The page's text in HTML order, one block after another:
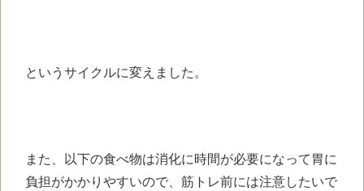
というサイクルに変えました。
また、以下の食べ物は消化に時間が必要になって胃に
負担がかかりやすいので、筋トレ前には注意したいで